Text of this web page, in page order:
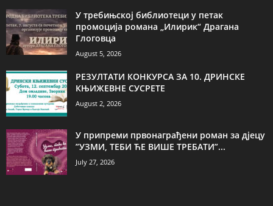
У требињској библиотеци у петак
промоција романа „Илирик“ Драгана
Глоговца
August 5, 2026
РЕЗУЛТАТИ КОНКУРСА ЗА 10. ДРИНСКЕ
КЊИЖЕВНЕ СУСРЕТЕ
August 2, 2026
У припреми првонаграђени роман за дјецу
”УЗМИ, ТЕБИ ЋЕ ВИШЕ ТРЕБАТИ”...
July 27, 2026